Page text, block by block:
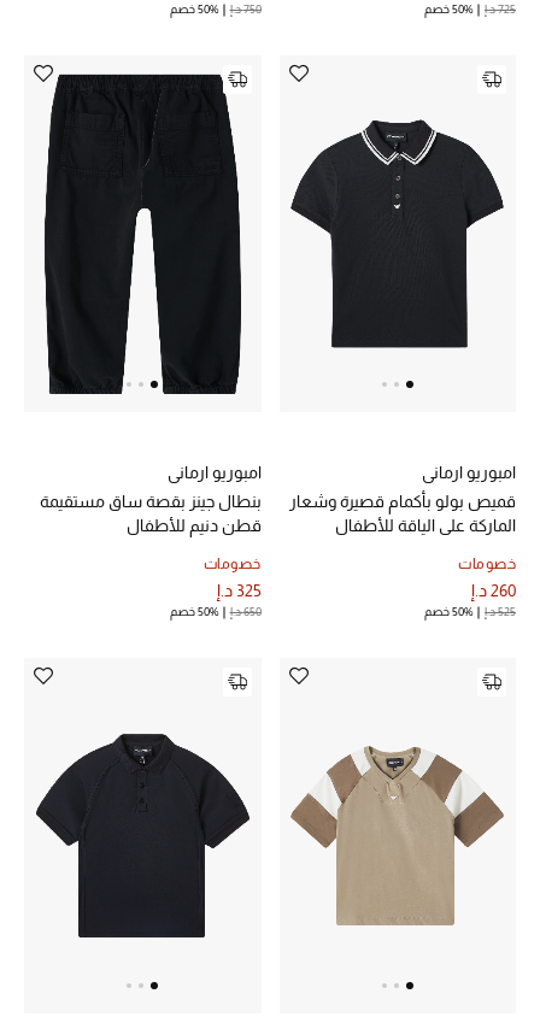
العناية بالبشرة
مستحضرات العناية
مستحضرات الاستحمام والعناية بالجسم
الجمال في بلوميز
أبرز الماركات
الرجال
725 د.إ 50% خصم 750 د.إ 50% خصم
امبوريو ارماني
قميص بولو بأكمام قصيرة وشعار
الماركة على الياقة للأطفال
خصومات
260 د.إ
525 د.إ 50% خصم
امبوريو ارماني
بنطال جينز بقصة ساق مستقيمة
قطن دنيم للأطفال
خصومات
325 د.إ
650 د.إ 50% خصم